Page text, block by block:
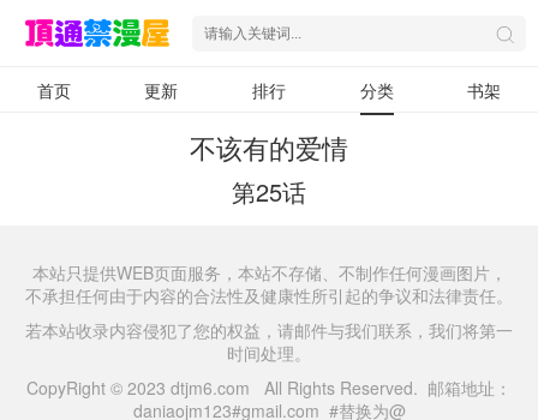
首页 更新 排行 分类 书架
不该有的爱情
第25话
本站只提供WEB页面服务，本站不存储、不制作任何漫画图片，
不承担任何由于内容的合法性及健康性所引起的争议和法律责任。
若本站收录内容侵犯了您的权益，请邮件与我们联系，我们将第一
时间处理。
CopyRight © 2023 dtjm6.com All Rights Reserved. 邮箱地址：
daniaojm123#gmail.com #替换为@